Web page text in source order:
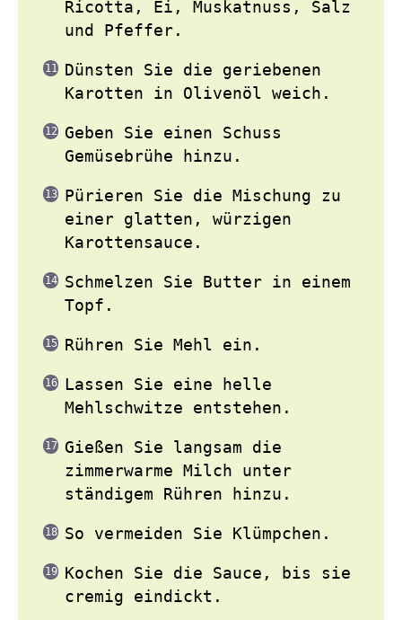
Ricotta, Ei, Muskatnuss, Salz
und Pfeffer.
Dünsten Sie die geriebenen
Karotten in Olivenöl weich.
Geben Sie einen Schuss
Gemüsebrühe hinzu.
Pürieren Sie die Mischung zu
einer glatten, würzigen
Karottensauce.
Schmelzen Sie Butter in einem
Topf.
Rühren Sie Mehl ein.
Lassen Sie eine helle
Mehlschwitze entstehen.
Gießen Sie langsam die
zimmerwarme Milch unter
ständigem Rühren hinzu.
So vermeiden Sie Klümpchen.
Kochen Sie die Sauce, bis sie
cremig eindickt.